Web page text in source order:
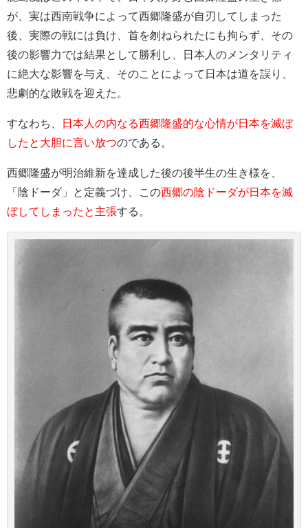
が、実は西南戦争によって西郷隆盛が自刃してしまった
後、実際の戦には負け、首を刎ねられたにも拘らず、その
後の影響力では結果として勝利し、日本人のメンタリティ
に絶大な影響を与え、そのことによって日本は道を誤り、
悲劇的な敗戦を迎えた。
すなわち、
日本人の内なる西郷隆盛的な心情が日本を滅ぼ
したと大胆に言い放つのである。
西郷隆盛が明治維新を達成した後の後半生の生き様を、
「陰ドーダ」と定義づけ、この西郷の陰ドーダが日本を滅
ぼしてしまったと主張する。